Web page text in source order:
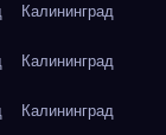
Калининград
Калининград
Калининград